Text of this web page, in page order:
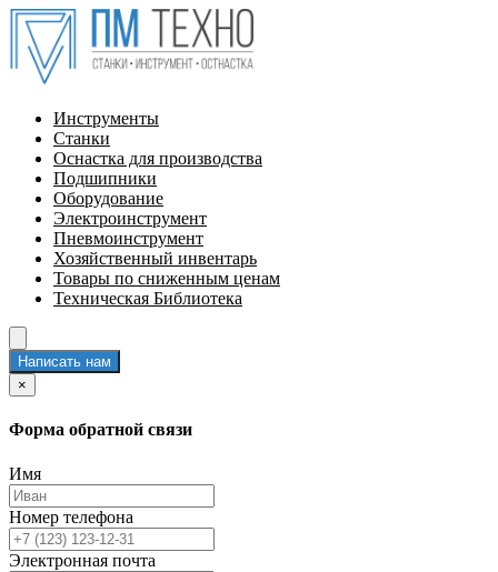
Инструменты
Станки
Оснастка для производства
Подшипники
Оборудование
Электроинструмент
Пневмоинструмент
Хозяйственный инвентарь
Товары по сниженным ценам
Техническая Библиотека
Написать нам
×
Форма обратной связи
Имя
Номер телефона
Электронная почта